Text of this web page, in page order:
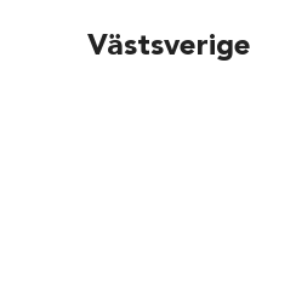
Västsverige